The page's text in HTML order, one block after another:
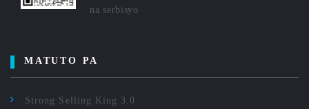
na serbisyo
MATUTO PA
Strong Selling King 3.0